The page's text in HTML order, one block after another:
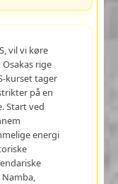
vil vi køre
rige
kurset tager
på en
Start ved
energi